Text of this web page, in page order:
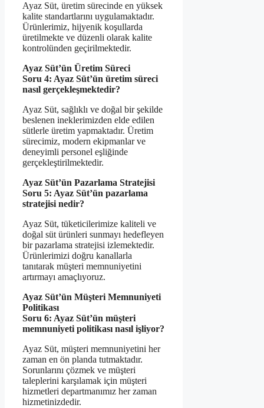
Ayaz Süt, üretim sürecinde en yüksek
kalite standartlarını uygulamaktadır.
Ürünlerimiz, hijyenik koşullarda
üretilmekte ve düzenli olarak kalite
kontrolünden geçirilmektedir.
Ayaz Süt’ün Üretim Süreci
Soru 4: Ayaz Süt’ün üretim süreci
nasıl gerçekleşmektedir?
Ayaz Süt, sağlıklı ve doğal bir şekilde
beslenen ineklerimizden elde edilen
sütlerle üretim yapmaktadır. Üretim
sürecimiz, modern ekipmanlar ve
deneyimli personel eşliğinde
gerçekleştirilmektedir.
Ayaz Süt’ün Pazarlama Stratejisi
Soru 5: Ayaz Süt’ün pazarlama
stratejisi nedir?
Ayaz Süt, tüketicilerimize kaliteli ve
doğal süt ürünleri sunmayı hedefleyen
bir pazarlama stratejisi izlemektedir.
Ürünlerimizi doğru kanallarla
tanıtarak müşteri memnuniyetini
artırmayı amaçlıyoruz.
Ayaz Süt’ün Müşteri Memnuniyeti
Politikası
Soru 6: Ayaz Süt’ün müşteri
memnuniyeti politikası nasıl işliyor?
Ayaz Süt, müşteri memnuniyetini her
zaman en ön planda tutmaktadır.
Sorunlarını çözmek ve müşteri
taleplerini karşılamak için müşteri
hizmetleri departmanımız her zaman
hizmetinizdedir.